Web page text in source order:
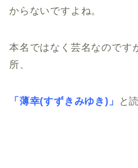
からないですよね。
本名ではなく芸名なのです
所、
「薄幸(すずきみゆき)」 と